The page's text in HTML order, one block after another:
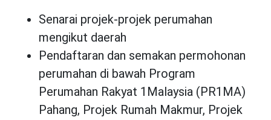
Senarai projek-projek perumahan
mengikut daerah
Pendaftaran dan semakan permohonan
perumahan di bawah Program
Perumahan Rakyat 1Malaysia (PR1MA)
Pahang, Projek Rumah Makmur, Projek